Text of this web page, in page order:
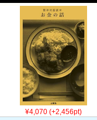
¥4,070 (+2,456pt)